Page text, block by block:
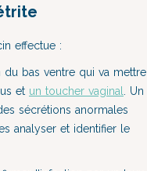
effectue :
du bas ventre qui va mettre
et un toucher vaginal
. Un
sécrétions anormales
analyser et identifier le